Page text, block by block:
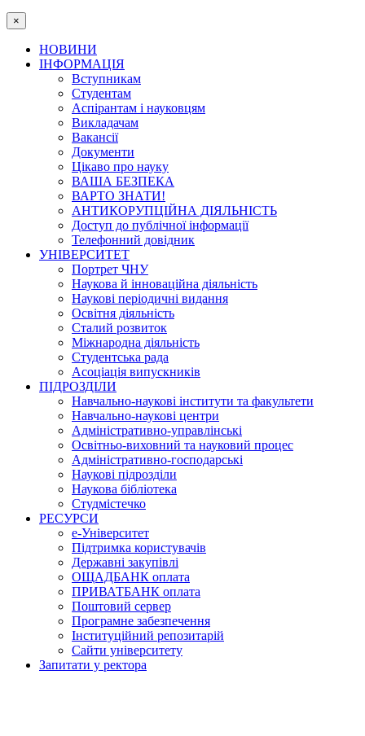
×
НОВИНИ
ІНФОРМАЦІЯ
Вступникам
Студентам
Аспірантам і науковцям
Викладачам
Вакансії
Документи
Цікаво про науку
ВАША БЕЗПЕКА
ВАРТО ЗНАТИ!
АНТИКОРУПЦІЙНА ДІЯЛЬНІСТЬ
Доступ до публічної інформації
Телефонний довідник
УНІВЕРСИТЕТ
Портрет ЧНУ
Наукова й інноваційна діяльність
Наукові періодичні видання
Освітня діяльність
Сталий розвиток
Міжнародна діяльність
Студентська рада
Асоціація випускників
ПІДРОЗДІЛИ
Навчально-наукові інститути та факультети
Навчально-наукові центри
Адміністративно-управлінські
Освітньо-виховний та науковий процес
Адміністративно-господарські
Наукові підрозділи
Наукова бібліотека
Студмістечко
РЕСУРСИ
е-Університет
Підтримка користувачів
Державні закупівлі
ОЩАДБАНК оплата
ПРИВАТБАНК оплата
Поштовий сервер
Програмне забезпечення
Інституційний репозитарій
Сайти університету
Запитати у ректора